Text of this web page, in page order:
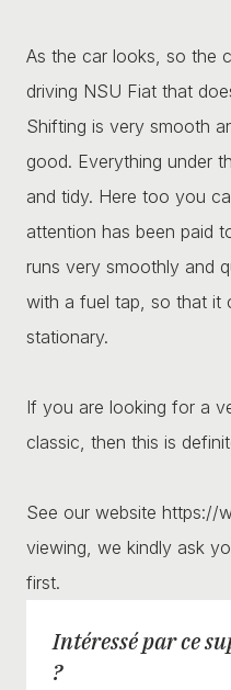
As the car looks, so the
driving NSU Fiat that
Shifting is very smooth
good. Everything under
and tidy. Here too you
attention has been paid
runs very smoothly and
with a fuel tap, so that it
stationary.
If you are looking for a
classic, then this is
See our website https://
viewing, we kindly ask
first.
Intéressé par ce
?